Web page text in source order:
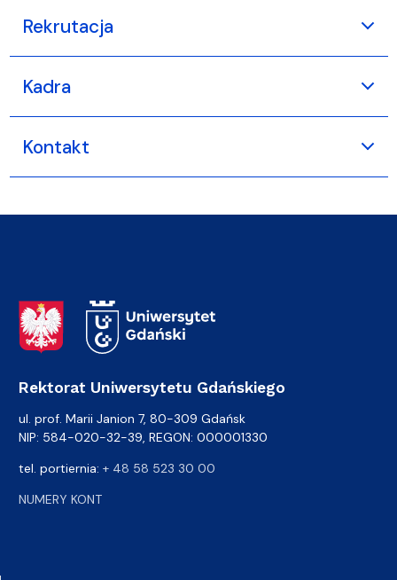
Rekrutacja
Kadra
Kontakt
Adres Rektoratu
Rektorat Uniwersytetu Gdańskiego
ul. prof. Marii Janion 7, 80-309 Gdańsk
NIP: 584-020-32-39, REGON: 000001330
tel. portiernia: + 48 58 523 30 00
NUMERY KONT